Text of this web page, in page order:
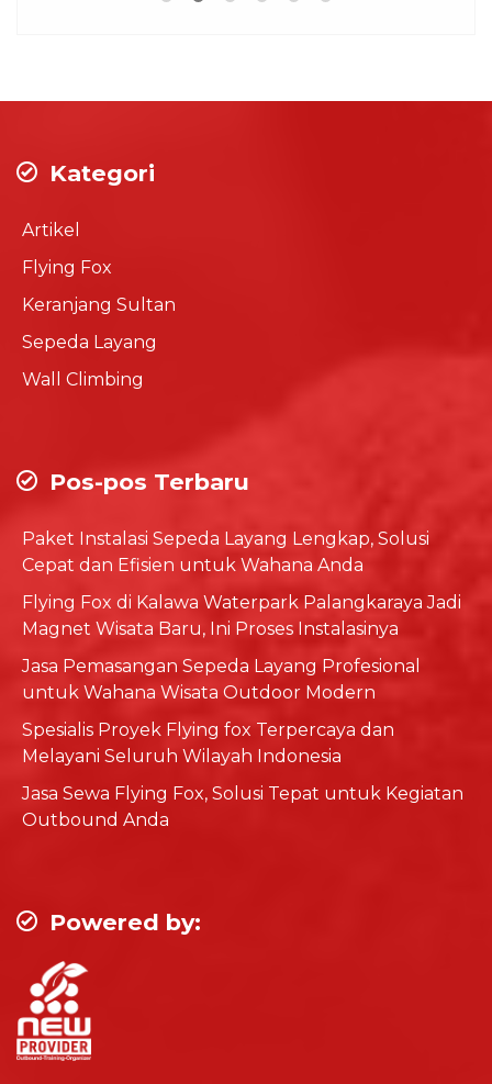
Kategori
Artikel
Flying Fox
Keranjang Sultan
Sepeda Layang
Wall Climbing
Pos-pos Terbaru
Paket Instalasi Sepeda Layang Lengkap, Solusi
Cepat dan Efisien untuk Wahana Anda
Flying Fox di Kalawa Waterpark Palangkaraya Jadi
Magnet Wisata Baru, Ini Proses Instalasinya
Jasa Pemasangan Sepeda Layang Profesional
untuk Wahana Wisata Outdoor Modern
Spesialis Proyek Flying fox Terpercaya dan
Melayani Seluruh Wilayah Indonesia
Jasa Sewa Flying Fox, Solusi Tepat untuk Kegiatan
Outbound Anda
Powered by: